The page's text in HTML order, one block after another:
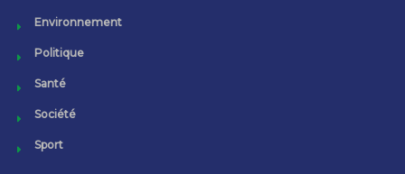
Environnement
Politique
Santé
Société
Sport